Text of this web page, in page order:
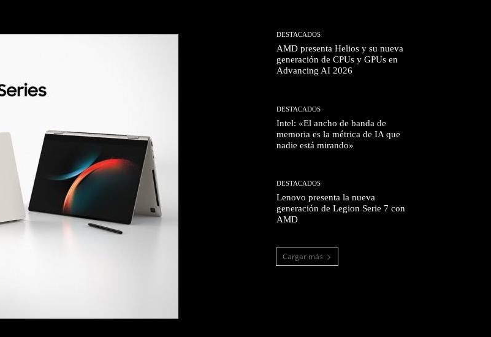
DESTACADOS
AMD presenta Helios y su nueva
generación de CPUs y GPUs en
Advancing AI 2026
DESTACADOS
Intel: «El ancho de banda de
memoria es la métrica de IA que
nadie está mirando»
DESTACADOS
Lenovo presenta la nueva
generación de Legion Serie 7 con
AMD
Cargar más